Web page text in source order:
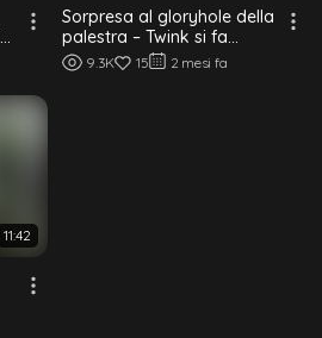
Sorpresa al gloryhole della
palestra – Twink si fa
succhiare e scopa
bareback
9.3K 15 2 mesi fa
11:42